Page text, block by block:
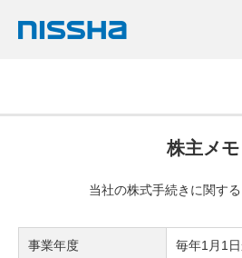
株主メモ
当社の株式手続きに関する
事業年度 毎年1月1